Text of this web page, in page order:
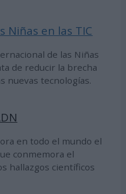
Niñas en las TIC
de las Niñas
de reducir la brecha
nuevas tecnologías.
en todo el mundo el
conmemora el
hallazgos científicos